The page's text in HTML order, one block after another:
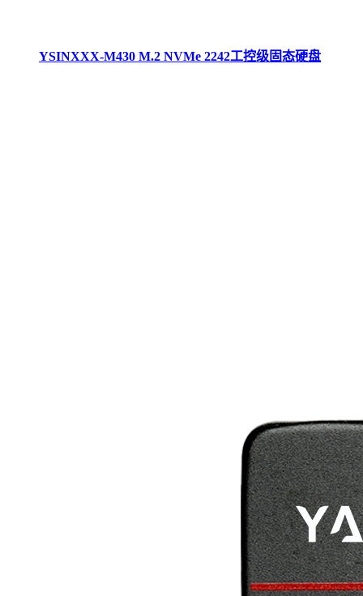
YSINXXX-M430 M.2 NVMe 2242工控级固态硬盘